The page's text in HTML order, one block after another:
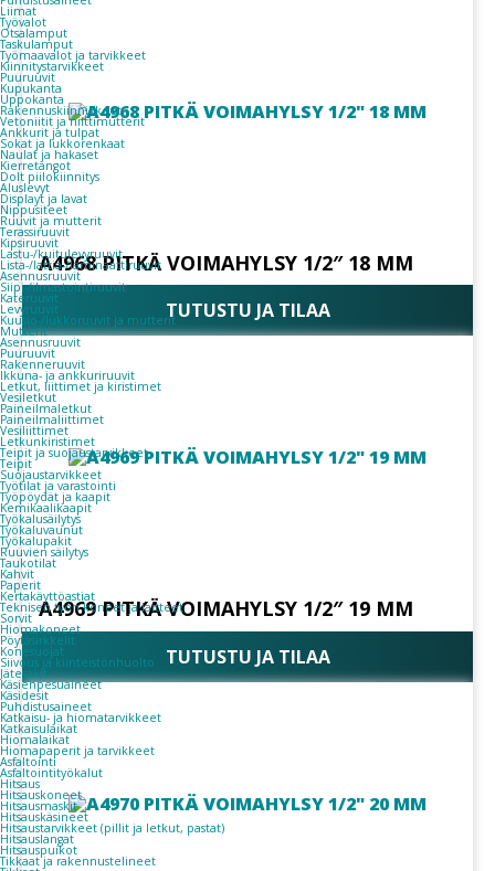
Liimat
Työvalot
Otsalamput
Taskulamput
Työmaavalot ja tarvikkeet
Kiinnitys­tarvikkeet
Puuruuvit
Kupukanta
Uppokanta
Rakennuskiinnikkeet
Vetoniitit ja niittimutterit
Ankkurit ja tulpat
Sokat ja lukkorenkaat
Naulat ja hakaset
Kierretangot
Dolt piilokiinnitys
Aluslevyt
Displayt ja lavat
Nippusiteet
Ruuvit ja mutterit
Terassiruuvit
Kipsiruuvit
Lastu-/kuitulevyruuvit
Lista-/lattia-/laminaattiruuvit
Asennusruuvit
Siipi-/ilmastointiruuvit
Kateruuvit
Levyruuvit
Kuusio-/lukkoruuvit ja mutterit
Mutterit
Asennusruuvit
Puuruuvit
Rakenneruuvit
Ikkuna- ja ankkuriruuvit
Letkut, liittimet ja kiristimet
Vesiletkut
Paineilmaletkut
Paineilmaliittimet
Vesiliittimet
Letkunkiristimet
Teipit ja suojaustarvikkeet
Teipit
Suojaustarvikkeet
Työtilat ja varastointi
Työpöydät ja kaapit
Kemikaalikaapit
Työkalusäilytys
Työkaluvaunut
Työkalupakit
Ruuvien säilytys
Taukotilat
Kahvit
Paperit
Kertakäyttöastiat
Teknisen työn koneet ja laitteet
Sorvit
Hiomakoneet
Pöytäsirkkelit
Konesuojat
Siivous ja kiinteistönhuolto
Jätesäkit
Käsienpesuaineet
Käsidesit
Puhdistusaineet
Katkaisu- ja hiomatarvikkeet
Katkaisulaikat
Hiomalaikat
Hiomapaperit ja tarvikkeet
Asfaltointi
Asfaltointityökalut
Hitsaus
Hitsauskoneet
Hitsausmaskit
Hitsauskäsineet
Hitsaustarvikkeet (pillit ja letkut, pastat)
Hitsauslangat
Hitsauspuikot
Tikkaat ja rakennustelineet
A4968 PITKÄ VOIMAHYLSY 1/2″ 18 MM
TUTUSTU JA TILAA
A4969 PITKÄ VOIMAHYLSY 1/2″ 19 MM
TUTUSTU JA TILAA